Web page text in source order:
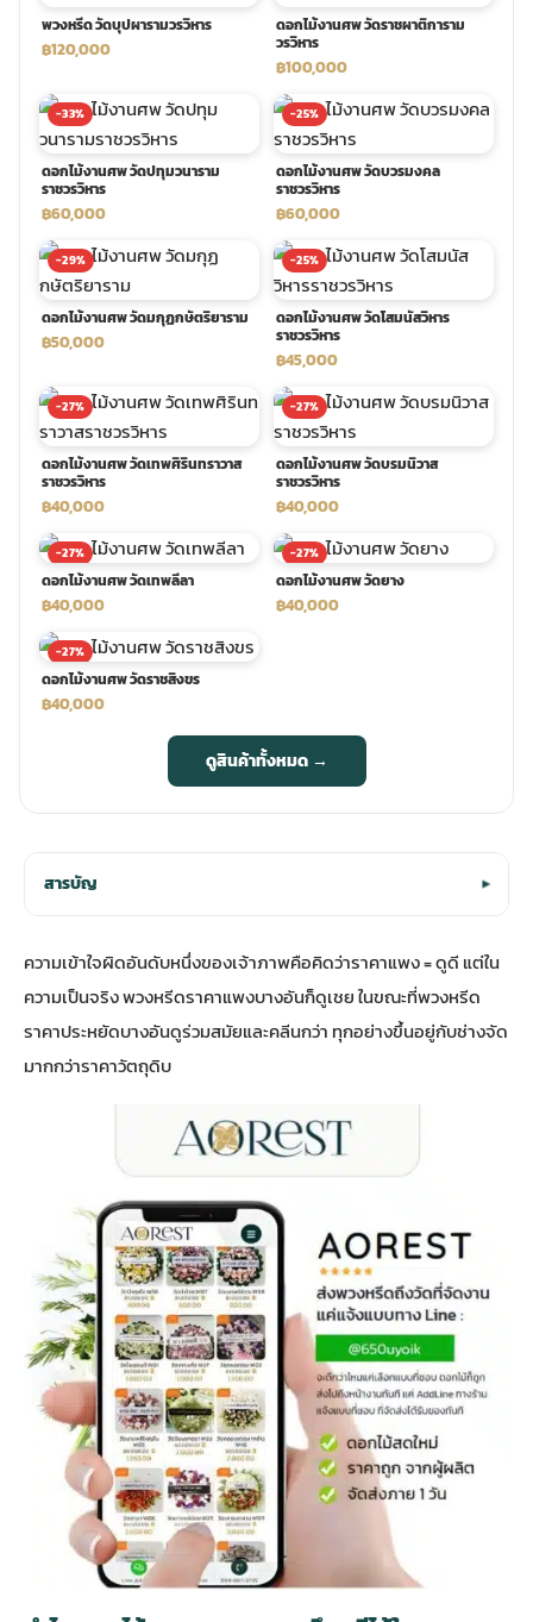
tpdecorate ปูพื้น
พวงหรีด วัดบุปผารามวรวิหาร
฿120,000
ดอกไม้งานศพ วัดราชผาติการาม
วรวิหาร
฿100,000
-33%
ดอกไม้งานศพ วัดปทุมวนาราม
ราชวรวิหาร
฿60,000
-25%
ดอกไม้งานศพ วัดบวรมงคล
ราชวรวิหาร
฿60,000
-29%
ดอกไม้งานศพ วัดมกุฏกษัตริยาราม
฿50,000
-25%
ดอกไม้งานศพ วัดโสมนัสวิหาร
ราชวรวิหาร
฿45,000
-27%
ดอกไม้งานศพ วัดเทพศิรินทราวาส
ราชวรวิหาร
฿40,000
-27%
ดอกไม้งานศพ วัดบรมนิวาส
ราชวรวิหาร
฿40,000
-27%
ดอกไม้งานศพ วัดเทพลีลา
฿40,000
-27%
ดอกไม้งานศพ วัดยาง
฿40,000
-27%
ดอกไม้งานศพ วัดราชสิงขร
฿40,000
ดูสินค้าทั้งหมด →
สารบัญ ▾
ความเข้าใจผิดอันดับหนึ่งของเจ้าภาพคือคิดว่าราคาแพง = ดูดี แต่ใน
ความเป็นจริง พวงหรีดราคาแพงบางอันก็ดูเชย ในขณะที่พวงหรีด
ราคาประหยัดบางอันดูร่วมสมัยและคลีนกว่า ทุกอย่างขึ้นอยู่กับช่างจัด
มากกว่าราคาวัตถุดิบ